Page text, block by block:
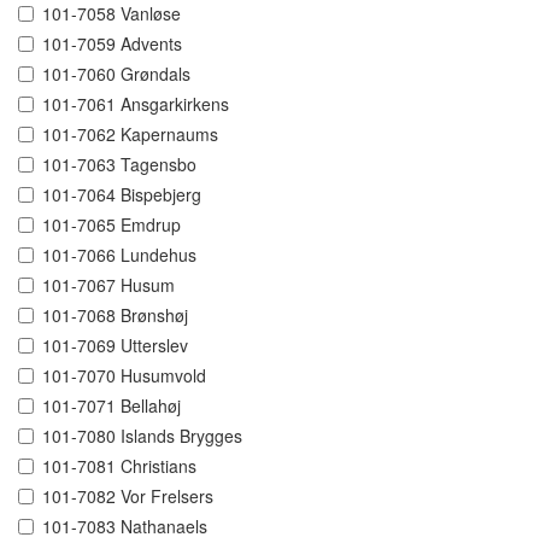
101-7058 Vanløse
101-7059 Advents
101-7060 Grøndals
101-7061 Ansgarkirkens
101-7062 Kapernaums
101-7063 Tagensbo
101-7064 Bispebjerg
101-7065 Emdrup
101-7066 Lundehus
101-7067 Husum
101-7068 Brønshøj
101-7069 Utterslev
101-7070 Husumvold
101-7071 Bellahøj
101-7080 Islands Brygges
101-7081 Christians
101-7082 Vor Frelsers
101-7083 Nathanaels